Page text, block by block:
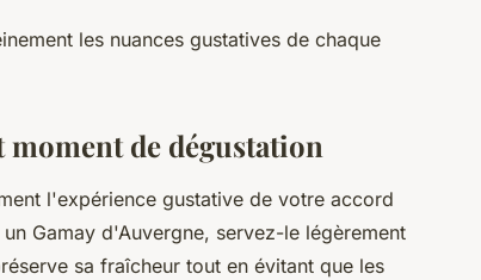
les nuances gustatives de chaque
de dégustation
l'expérience gustative de votre accord
Gamay d'Auvergne, servez-le légèrement
sa fraîcheur tout en évitant que les